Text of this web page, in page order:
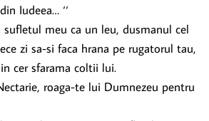
Iudeea… ‘‘
meu ca un leu, dusmanul cel
zi sa-si faca hrana pe rugatorul tau,
cer sfarama coltii lui.
roaga-te lui Dumnezeu pentru